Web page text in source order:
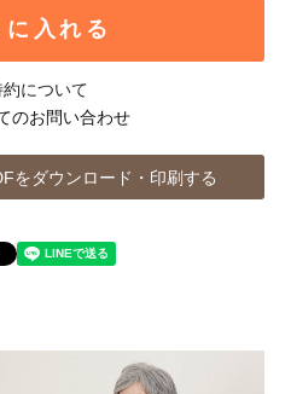
に入れる
について
のお問い合わせ
をダウンロード・印刷する